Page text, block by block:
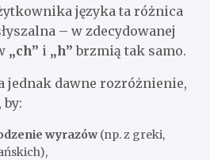
języka ta różnica
– w zdecydowanej
„ch” i „h” brzmią tak samo.
jednak dawne rozróżnienie,
wyrazów(np. z greki,